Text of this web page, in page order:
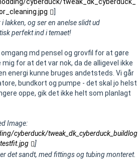
lakken, og ser en anelse slidt ud
perfekt ind i temaet!
md pensel og grovfil for at gøre
for at det var nok, da de alligevel ikke
energi kunne bruges andetsteds. Vi går
bundkort og pumpe - det skal jo helst
oppe, gik det ikke helt som planlagt
Image:
cyberduck/tweak_dk_cyberduck_buildlog
]
det sandt, med fittings og tubing monteret.